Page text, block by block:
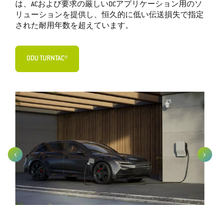
は、ACおよび要求の厳しいDCアプリケーション用のソ
リューションを提供し、恒久的に低い伝送損失で指定
された耐用年数を超えています。
ODU TURNTAC®